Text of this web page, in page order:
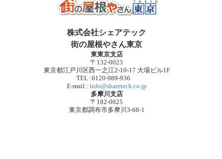
株式会社シェアテック
街の屋根やさん東京
東東京支店
〒132-0023
東京都江戸川区西一之江2-10-17 大場ビル1F
TEL :0120-989-936
E-mail : info@sharetech.co.jp
多摩川支店
〒182-0025
東京都調布市多摩川3-68-1